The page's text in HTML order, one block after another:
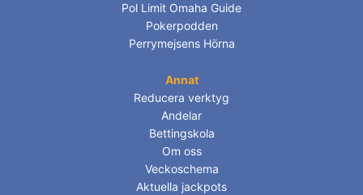
Pol Limit Omaha Guide
Pokerpodden
Perrymejsens Hörna
Annat
Reducera verktyg
Andelar
Bettingskola
Om oss
Veckoschema
Aktuella jackpots